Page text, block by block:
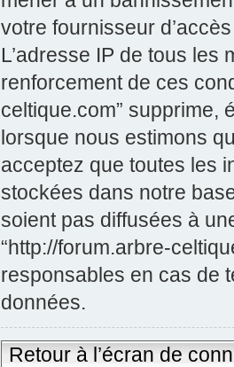
votre fournisseur
L’adresse IP de tous
renforcement de ces
celtique.com” supprime,
lorsque nous estimons
acceptez que toutes les
stockées dans notre
soient pas diffusées à
“http://forum.arbre-
responsables en cas de
données.
Retour à l’écran de